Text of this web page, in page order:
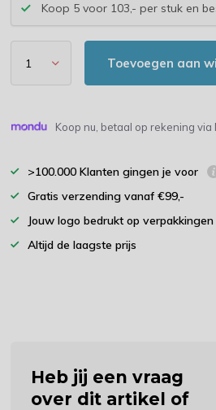
Koop 5 voor 103,- per stuk en
Toevoegen aan
Koop nu, betaal op rekening via
>100.000 Klanten gingen je voor
Gratis verzending vanaf €99,-
Jouw logo bedrukt op verpakkingen
Altijd de laagste prijs
Heb jij een vraag
over dit artikel of